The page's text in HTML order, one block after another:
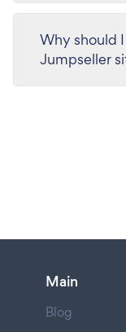
Why should
Jumpseller
Main
Blog